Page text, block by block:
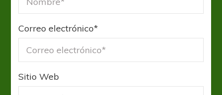
Correo electrónico*
Sitio Web